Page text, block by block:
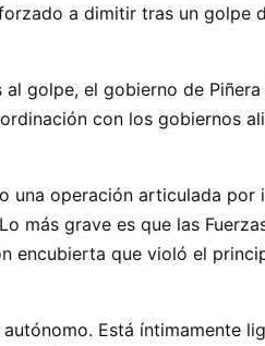
a dimitir tras un golpe
golpe, el gobierno de
con los gobiernos
una operación articulada por
más grave es que las
encubierta que violó el
Está íntimamente